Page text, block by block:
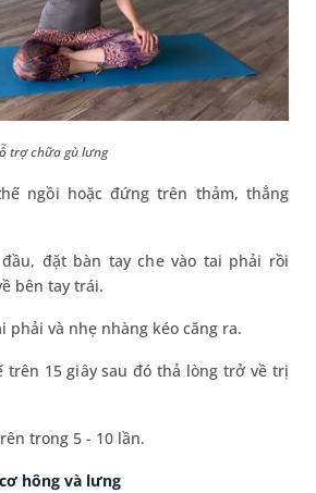
trợ chữa gù lưng
ngồi hoặc đứng trên thảm, thẳng
đặt bàn tay che vào tai phải rồi
bên tay trái.
phải và nhẹ nhàng kéo căng ra.
trên 15 giây sau đó thả lòng trở về trị
trong 5 - 10 lần.
hông và lưng